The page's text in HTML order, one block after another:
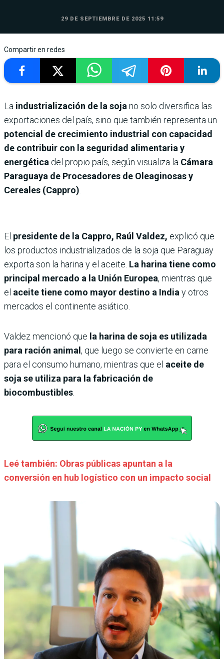
29 DE SEPTIEMBRE DE 2025 11:59
Compartir en redes
La industrialización de la soja no solo diversifica las
exportaciones del país, sino que también representa un
potencial de crecimiento industrial con capacidad
de contribuir con la seguridad alimentaria y
energética del propio país, según visualiza la Cámara
Paraguaya de Procesadores de Oleaginosas y
Cereales (Cappro)
El presidente de la Cappro, Raúl Valdez, explicó que
los productos industrializados de la soja que Paraguay
exporta son la harina y el aceite. La harina tiene como
principal mercado a la Unión Europea, mientras que
el aceite tiene como mayor destino a India y otros
mercados el continente asiático.
Valdez mencionó que la harina de soja es utilizada
para ración animal, que luego se convierte en carne
para el consumo humano, mientras que el aceite de
soja se utiliza para la fabricación de
biocombustibles
Leé también: Obras públicas apuntan a la
conversión en hub logístico con un impacto social